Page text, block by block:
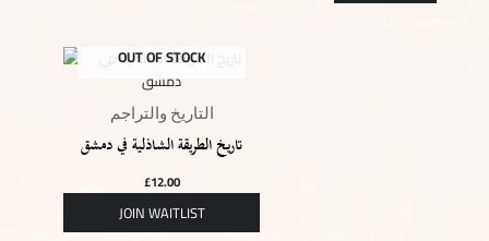
OUT OF STOCK
التاريخ والتراجم
تاريخ الطريقة الشاذلية في دمشق
£12.00